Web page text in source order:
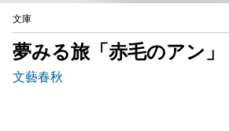
文庫
夢みる旅「赤毛のアン」
文藝春秋